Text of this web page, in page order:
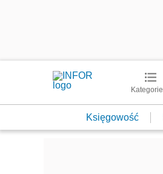
Kategorie
Księgowość